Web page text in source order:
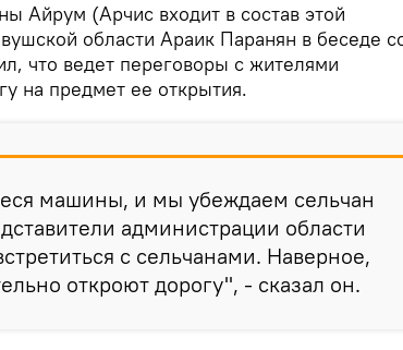
Айрум (Арчис входит в состав этой
области Араик Паранян в беседе
что ведет переговоры с жителями
на предмет ее открытия.
машины, и мы убеждаем сельчан
администрации области
с сельчанами. Наверное,
откроют дорогу", - сказал он.